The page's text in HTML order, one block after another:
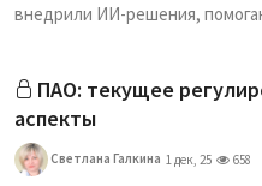
внедрили ИИ-решения,
ПАО: текущее
аспекты
Светлана Галкина 1 дек, 25 658